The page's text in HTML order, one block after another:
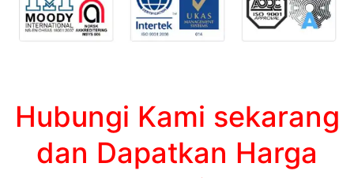
Hubungi Kami sekarang
dan Dapatkan Harga